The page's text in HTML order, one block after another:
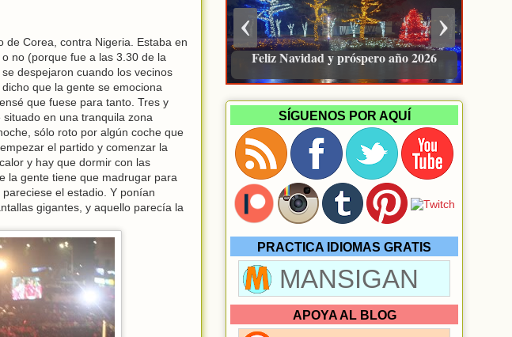
de Corea, contra Nigeria. Estaba en
no (porque fue a las 3.30 de la
despejaron cuando los vecinos
que la gente se emociona
que fuese para tanto. Tres y
en una tranquila zona
sólo roto por algún coche que
el partido y comenzar la
y hay que dormir con las
la gente tiene que madrugar para
el estadio. Y ponían
gigantes, y aquello parecía la
Pacienzudo, newsletter sobre finanzas
e inversión
›
‹
SÍGUENOS POR AQUÍ
PRACTICA IDIOMAS GRATIS
MANSIGAN
APOYA AL BLOG